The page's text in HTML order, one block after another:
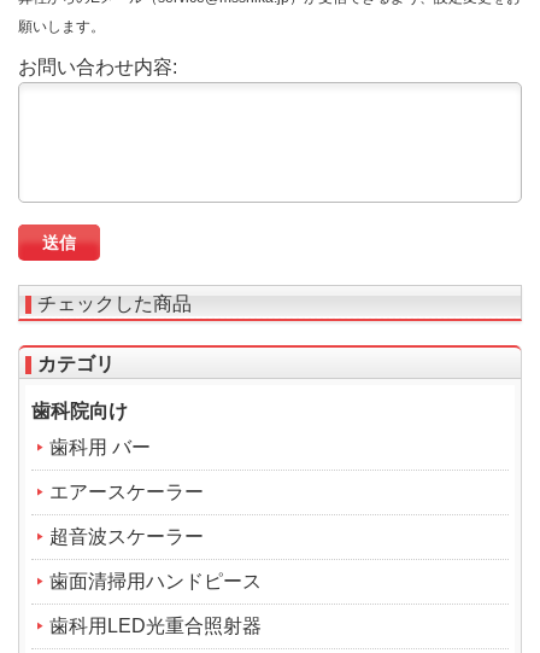
願いします。
お問い合わせ内容:
チェックした商品
カテゴリ
歯科院向け
歯科用 バー
エアースケーラー
超音波スケーラー
歯面清掃用ハンドピース
歯科用LED光重合照射器